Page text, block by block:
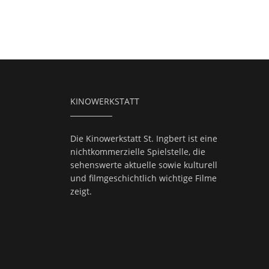
KINOWERKSTATT
Die Kinowerkstatt St. Ingbert ist eine
nichtkommerzielle Spielstelle, die
sehenswerte aktuelle sowie kulturell
und filmgeschichtlich wichtige Filme
zeigt.